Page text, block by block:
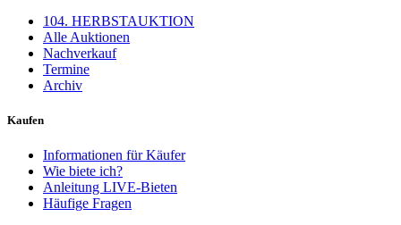
104. HERBSTAUKTION
Alle Auktionen
Nachverkauf
Termine
Archiv
Kaufen
Informationen für Käufer
Wie biete ich?
Anleitung LIVE-Bieten
Häufige Fragen